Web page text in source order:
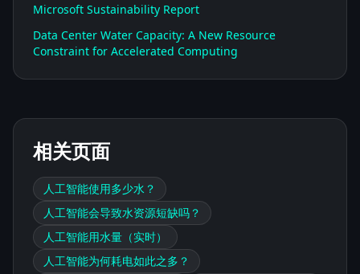
Microsoft Sustainability Report
Data Center Water Capacity: A New Resource
Constraint for Accelerated Computing
相关页面
人工智能使用多少水？
人工智能会导致水资源短缺吗？
人工智能用水量（实时）
人工智能为何耗电如此之多？